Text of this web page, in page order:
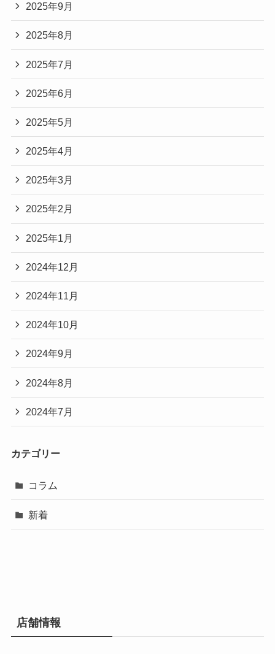
2025年9月
2025年8月
2025年7月
2025年6月
2025年5月
2025年4月
2025年3月
2025年2月
2025年1月
2024年12月
2024年11月
2024年10月
2024年9月
2024年8月
2024年7月
カテゴリー
コラム
新着
店舗情報